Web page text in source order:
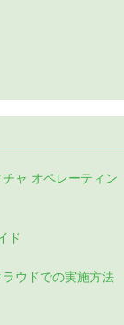
ャ オペレーティン
ド
ウドでの実施方法